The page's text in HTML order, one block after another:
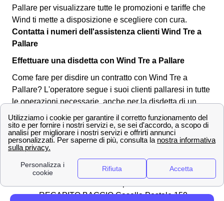
Pallare per visualizzare tutte le promozioni e tariffe che
Wind ti mette a disposizione e scegliere con cura.
Contatta i numeri dell'assistenza clienti Wind Tre a
Pallare
Effettuare una disdetta con Wind Tre a Pallare
Come fare per disdire un contratto con Wind Tre a
Pallare? L'operatore segue i suoi clienti pallaresi in tutte
le operazioni necessarie, anche per la disdetta di un
abbonamento o tariffa. Puoi effettuare una disdetta in
qualsiasi momento, l'importante è inviare una
comunicazione per tempo all'operatore a Pallare.Ecco
qua sotto alcuni dei canali utilizzabili:
✉Invio di una raccomandata
da Pallare
RECAPITO BAGGIO Casella Postale 159